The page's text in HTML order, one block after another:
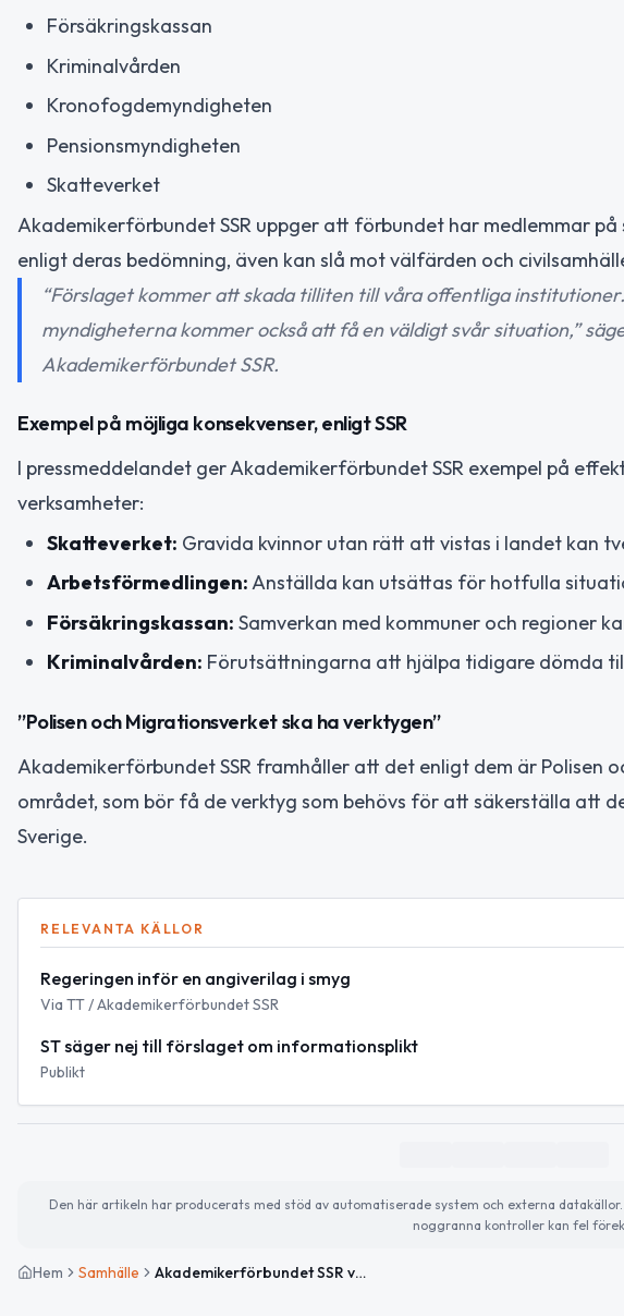
Försäkringskassan
Kriminalvården
Kronofogdemyndigheten
Pensionsmyndigheten
Skatteverket
Akademikerförbundet SSR uppger att förbundet har medlemmar
enligt deras bedömning, även kan slå mot välfärden och
“Förslaget kommer att skada tilliten till våra offentliga
myndigheterna kommer också att få en väldigt svår situation,”
Akademikerförbundet SSR.
Exempel på möjliga konsekvenser, enligt SSR
I pressmeddelandet ger Akademikerförbundet SSR exempel på
verksamheter:
Skatteverket: Gravida kvinnor utan rätt att vistas i landet kan
Arbetsförmedlingen:Anställda kan utsättas för hotfulla
Försäkringskassan: Samverkan med kommuner och regioner
Kriminalvården: Förutsättningarna att hjälpa tidigare dömda
”Polisen och Migrationsverket ska ha verktygen”
Akademikerförbundet SSR framhåller att det enligt dem är Polisen
området, som bör få de verktyg som behövs för att säkerställa att
Sverige.
RELEVANTA KÄLLOR
Regeringen inför en angiverilag i smyg
Via TT / Akademikerförbundet SSR
ST säger nej till förslaget om informationsplikt
Publikt
Den här artikeln har producerats med stöd av automatiserade system och externa
noggranna kontroller kan fel
Hem Samhälle Akademikerförbundet SSR varnar för ”angiverilag” när regeringen går vidare med informationsplikt